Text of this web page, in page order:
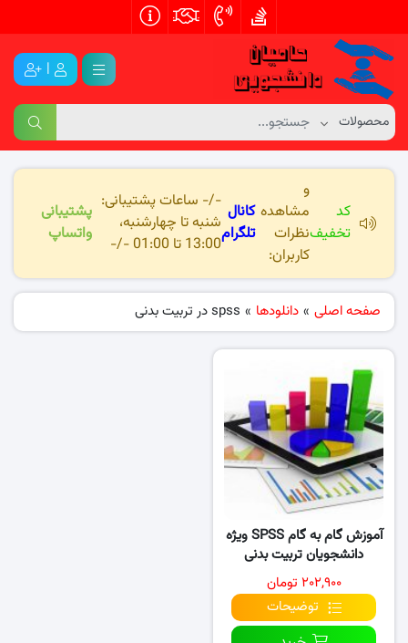
|
کد
تخفیف
و
مشاهده
نظرات
کاربران:
کانال
تلگرام
-/- ساعات پشتیبانی:
شنبه تا چهارشنبه،
13:00 تا 01:00 -/-
پشتیبانی
واتساپ
صفحه اصلی » دانلودها » spss در تربیت بدنی
آموزش گام به گام SPSS ویژه
دانشجویان تربیت بدنی
۲۰۲,۹۰۰ تومان
توضیحات